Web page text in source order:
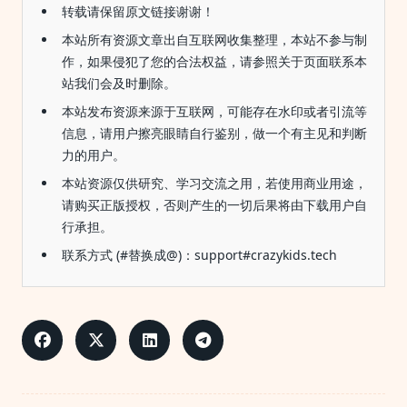
转载请保留原文链接谢谢！
本站所有资源文章出自互联网收集整理，本站不参与制
作，如果侵犯了您的合法权益，请参照关于页面联系本
站我们会及时删除。
本站发布资源来源于互联网，可能存在水印或者引流等
信息，请用户擦亮眼睛自行鉴别，做一个有主见和判断
力的用户。
本站资源仅供研究、学习交流之用，若使用商业用途，
请购买正版授权，否则产生的一切后果将由下载用户自
行承担。
联系方式 (#替换成@)：support#crazykids.tech